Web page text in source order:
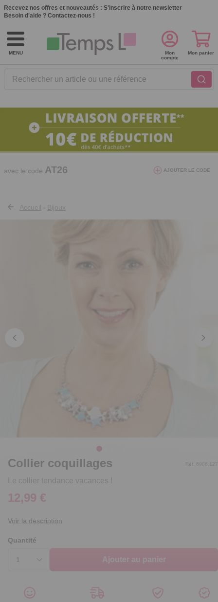
Recevez nos offres et nouveautés : S'inscrire à notre newsletter
Besoin d'aide ? Contactez-nous !
MENU
Rechercher un article ou une référence
Mon
compte
Mon panier
10€ de réduction dès 40€ d'achat. Offre
valable du 03/08/2026 au 12/08/2026.
avec le code AT26 AJOUTER LE CODE
Accueil Bijoux
Collier coquillages
Le collier tendance vacances !
Réf. 6906.127
12,99 €
Voir la description
Quantité
Ajouter au panier